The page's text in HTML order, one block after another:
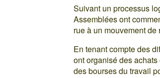
Suivant un processus
Assemblées ont
rue à un mouvement
En tenant compte des
ont organisé des
des bourses du travail